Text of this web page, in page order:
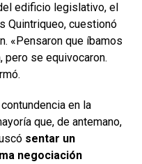
edificio legislativo, el
Quintriqueo, cuestionó
«Pensaron que íbamos
pero se equivocaron.
en la
que, de antemano,
sentar un
negociación